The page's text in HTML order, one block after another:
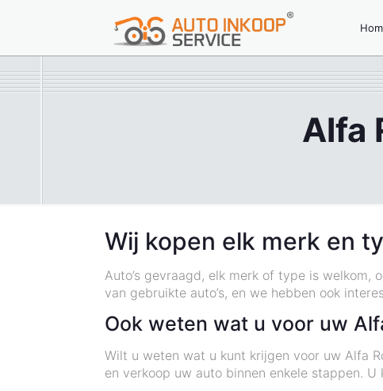
Alfa
Wij kopen elk merk en
Auto’s gevraagd, elk merk of type is welkom,
van gebruikte auto’s, en we hebben ook
Ook weten wat u voor uw
Wilt u weten wat u kunt krijgen voor uw Alfa
en verkoop uw auto binnen enkele stappen.